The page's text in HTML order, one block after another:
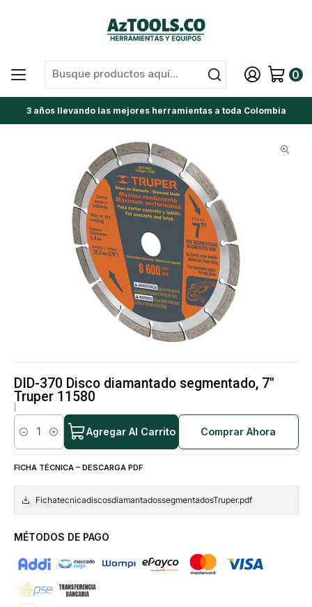
0
3 años llevando las mejores herramientas a toda Colombia
DID-370 Disco diamantado segmentado, 7"
Truper 11580
Cantidad
Agregar Al Carrito Comprar Ahora
FICHA TÉCNICA – DESCARGA PDF
FichatecnicadiscosdiamantadossegmentadosTruper.pdf
MÉTODOS DE PAGO